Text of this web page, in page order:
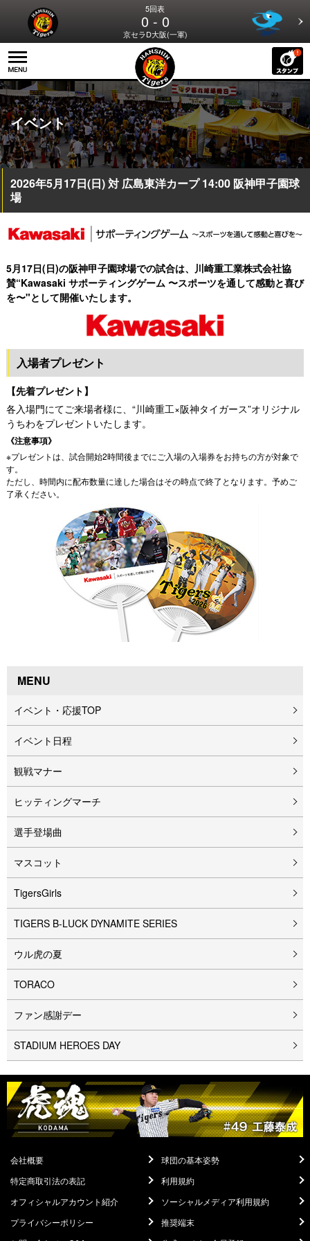
5回表
0 - 0
京セラD大阪(一軍)
イベント
2026年5月17日(日) 対 広島東洋カープ 14:00 阪神甲子園球
場
5月17日(日)の阪神甲子園球場での試合は、川崎重工業株式会社協
賛“Kawasaki サポーティングゲーム 〜スポーツを通して感動と喜び
を〜"として開催いたします。
入場者プレゼント
【先着プレゼント】
各入場門にてご来場者様に、“川崎重工×阪神タイガース”オリジナル
うちわをプレゼントいたします。
《注意事項》
※プレゼントは、試合開始2時間後までにご入場の入場券をお持ちの方が対象で
す。
ただし、時間内に配布数量に達した場合はその時点で終了となります。予めご
了承ください。
MENU
イベント・応援TOP
イベント⽇程
観戦マナー
ヒッティングマーチ
選手登場曲
マスコット
TigersGirls
TIGERS B-LUCK DYNAMITE SERIES
ウル⻁の夏
TORACO
ファン感謝デー
STADIUM HEROES DAY
会社概要
球団の基本姿勢
特定商取引法の表記
利用規約
オフィシャルアカウント紹介
ソーシャルメディア利用規約
プライバシーポリシー
推奨端末